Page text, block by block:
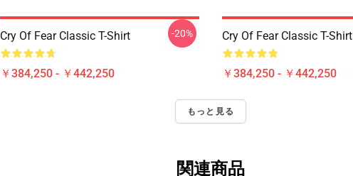
Cry Of Fear Classic T-Shirt
￥384,250 - ￥442,250
-20% Cry Of Fear Classic T-Shirt
￥384,250 - ￥442,250
もっと見る
関連商品